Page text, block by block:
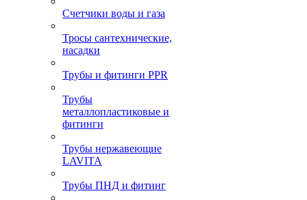
Счетчики воды и газа
Тросы сантехнические,
насадки
Трубы и фитинги PPR
Трубы
металлопластиковые и
фитинги
Трубы нержавеющие
LAVITA
Трубы ПНД и фитинг